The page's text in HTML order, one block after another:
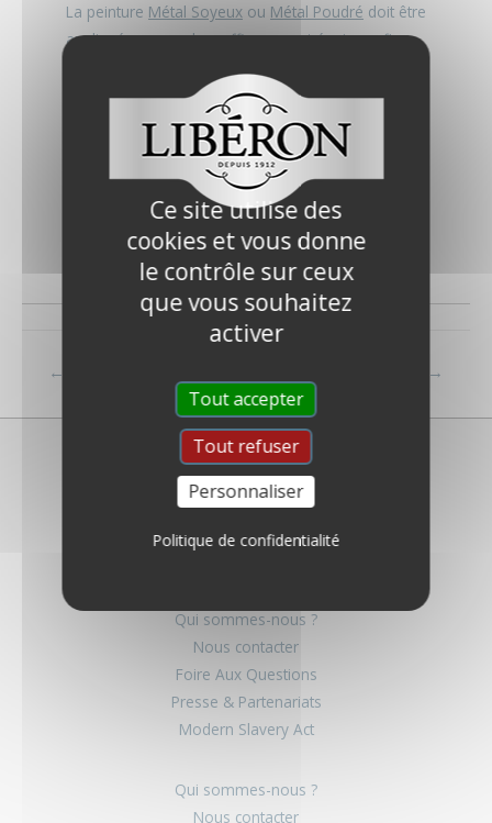
La peinture Métal Soyeux ou Métal Poudré doit être
appliquée en couche suffisamment épaisse afin
Veillez à bien respecter le rendement préconisé sur
l’emballage et à bien appliquer deux couches de
peinture.
Certains coloris très vifs sont moins couvrants et
peuvent nécessiter trois couches de peinture.
← →
Qui sommes-nous ?
Nous contacter
Foire Aux Questions
Presse & Partenariats
Modern Slavery Act
Qui sommes-nous ?
Nous contacter
Ce site utilise des
cookies et vous donne
le contrôle sur ceux
que vous souhaitez
activer
Tout accepter
Tout refuser
Personnaliser
Politique de confidentialité